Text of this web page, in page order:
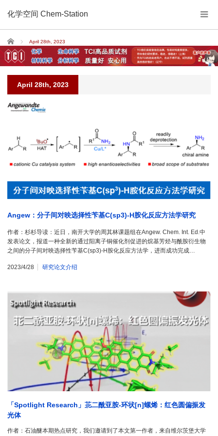
化学空间 Chem-Station
Home April 28th, 2023
April 28th, 2023
Angew：分子间对映选择性苄基C(sp3)-H胺化反应方法学研究
作者：杉杉导读：近日，南开大学的周其林课题组在Angew. Chem. Int. Ed.中
发表论文，报道一种全新的通过阳离子铜催化剂促进的烷基芳烃与酰胺衍生物
之间的分子间对映选择性苄基C(sp3)-H胺化反应方法学，进而成功完成…
2023/4/28 研究论文介绍
「Spotlight Research」苝二酰亚胺-环状[n]螺烯：红色圆偏振发
光体
作者：石油醚本期热点研究，我们邀请到了本文第一作者，来自维尔茨堡大学